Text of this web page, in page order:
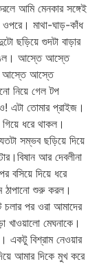
আমি মেনকার সঙ্গেই
ওপরে। মাথা-ঘাড়-কাঁধ
ছড়িয়ে গুদটা বাড়ার
আস্তে আস্তে
আস্তে আস্তে
নিয়ে গেল টপ
এটা তোমার প্রাইজ।
ধরে থাকল।
সম্ভব ছড়িয়ে দিয়ে
আর দেবলীনা
বসিয়ে দিয়ে ধরে
ঠাপানো শুরু করল।
চলার পর ওরা আমাদের
খাওয়ালো মেঘনাকে।
একটু বিশ্রাম নেওয়ার
আমার দিকে মুখ করে